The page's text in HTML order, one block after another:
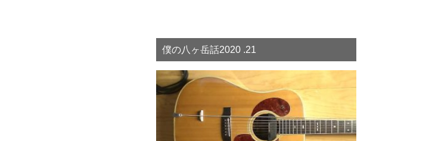
僕の八ヶ岳話2020 .21